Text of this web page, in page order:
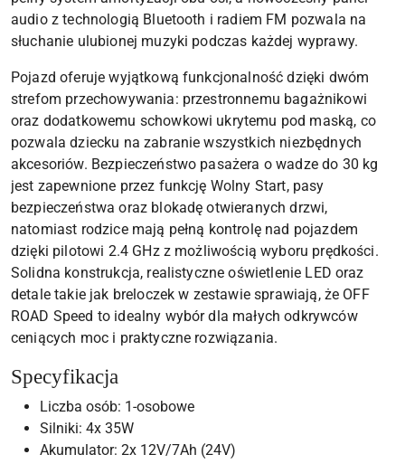
audio z technologią Bluetooth i radiem FM pozwala na
słuchanie ulubionej muzyki podczas każdej wyprawy.
Pojazd oferuje wyjątkową funkcjonalność dzięki dwóm
strefom przechowywania: przestronnemu bagażnikowi
oraz dodatkowemu schowkowi ukrytemu pod maską, co
pozwala dziecku na zabranie wszystkich niezbędnych
akcesoriów. Bezpieczeństwo pasażera o wadze do 30 kg
jest zapewnione przez funkcję Wolny Start, pasy
bezpieczeństwa oraz blokadę otwieranych drzwi,
natomiast rodzice mają pełną kontrolę nad pojazdem
dzięki pilotowi 2.4 GHz z możliwością wyboru prędkości.
Solidna konstrukcja, realistyczne oświetlenie LED oraz
detale takie jak breloczek w zestawie sprawiają, że OFF
ROAD Speed to idealny wybór dla małych odkrywców
ceniących moc i praktyczne rozwiązania.
Specyfikacja
Liczba osób: 1-osobowe
Silniki: 4x 35W
Akumulator: 2x 12V/7Ah (24V)